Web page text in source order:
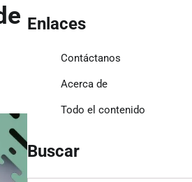
Enlaces
Contáctanos
Acerca de
Todo el contenido
Buscar